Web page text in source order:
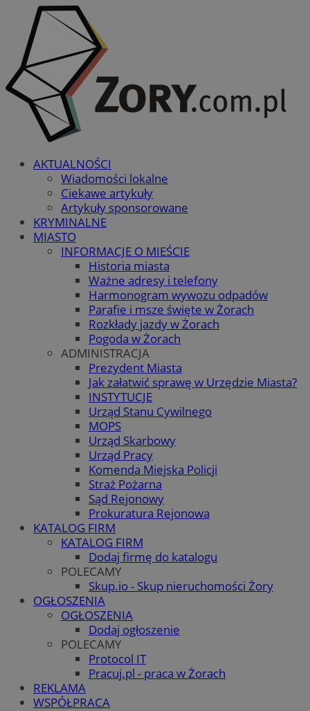
AKTUALNOŚCI
Wiadomości lokalne
Ciekawe artykuły
Artykuły sponsorowane
KRYMINALNE
MIASTO
INFORMACJE O MIEŚCIE
Historia miasta
Ważne adresy i telefony
Harmonogram wywozu odpadów
Parafie i msze święte w Żorach
Rozkłady jazdy w Żorach
Pogoda w Żorach
ADMINISTRACJA
Prezydent Miasta
Jak załatwić sprawę w Urzędzie Miasta?
INSTYTUCJE
Urząd Stanu Cywilnego
MOPS
Urząd Skarbowy
Urząd Pracy
Komenda Miejska Policji
Straż Pożarna
Sąd Rejonowy
Prokuratura Rejonowa
KATALOG FIRM
KATALOG FIRM
Dodaj firmę do katalogu
POLECAMY
Skup.io - Skup nieruchomości Żory
OGŁOSZENIA
OGŁOSZENIA
Dodaj ogłoszenie
POLECAMY
Protocol IT
Pracuj.pl - praca w Żorach
REKLAMA
WSPÓŁPRACA